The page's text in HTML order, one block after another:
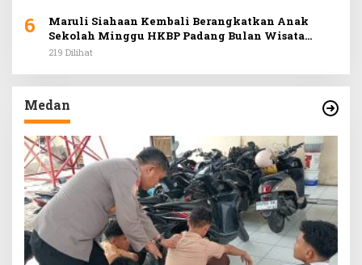
6
Maruli Siahaan Kembali Berangkatkan Anak
Sekolah Minggu HKBP Padang Bulan Wisata
Rohani ke Hill Park
219 Dilihat
Medan